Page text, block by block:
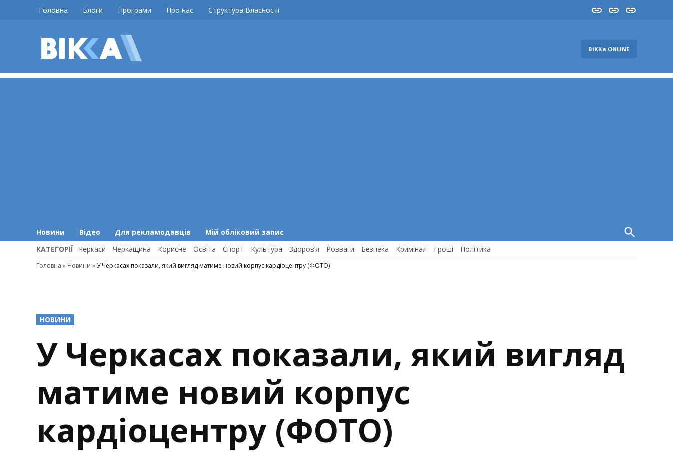
Головна Блоги Програми Про нас Структура Власності InstaYouTube
FB
ВіККа ONLINE
Новини Відео Для рекламодавців Мій обліковий запис
Open
Search
КАТЕГОРІЇ Черкаси Черкащина Корисне Освіта Спорт Культура Здоров’я Розваги Безпека Кримінал Гроші Політика
Головна » Новини »У Черкасах показали, який вигляд матиме новий корпус кардіоцентру (ФОТО)
POSTED
IN
НОВИНИ
У Черкасах показали, який вигляд
матиме новий корпус
кардіоцентру (ФОТО)